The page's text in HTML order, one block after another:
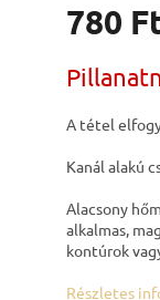
780
A tétel
Kanál alakú
Alacsony
alkalmas,
kontúrok
Részletes